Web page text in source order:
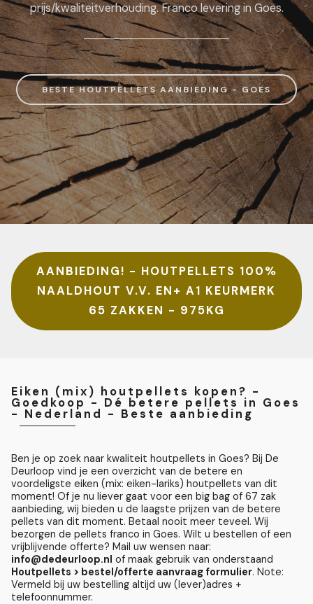
prijs/kwaliteitverhouding. Franco levering in Goes.
BESTE HOUTPELLETS AANBIEDING - GOES
AANBIEDING! - HOUTPELLETS 100%
NAALDHOUT V.V. EN+ A1 KEURMERK
65 ZAKKEN - 975KG
Eiken (mix) houtpellets kopen? -
Goedkoop - Dé betere pellets in Goes
- Nederland - Beste aanbieding
Ben je op zoek naar kwaliteit houtpellets in Goes? Bij De
Deurloop vind je een overzicht van de betere en
voordeligste eiken (mix: eiken-lariks) houtpellets van dit
moment! Of je nu liever gaat voor een big bag of 67 zak
aanbieding, wij bieden u de laagste prijzen van de betere
pellets van dit moment. Betaal nooit meer teveel. Wij
bezorgen de pellets franco in Goes. Wilt u bestellen of een
vrijblijvende offerte? Mail uw wensen naar:
info@dedeurloop.nl of maak gebruik van onderstaand
Houtpellets > bestel/offerte aanvraag formulier. Note:
Vermeld bij uw bestelling altijd uw (lever)adres +
telefoonnummer.